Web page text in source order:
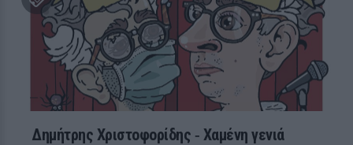
Δημήτρης Χριστοφορίδης ‑ Χαμένη γενιά